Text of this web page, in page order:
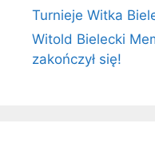
Turnieje Witka
Witold Bielecki
zakończył się!